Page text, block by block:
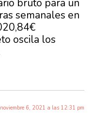
bruto para un
semanales en
oscila los
noviembre 6, 2021 a las 12:31 pm